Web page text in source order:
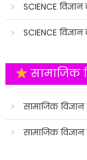
SCIENCE
SCIENCE
सामाजिक
सामाजिक
सामाजिक